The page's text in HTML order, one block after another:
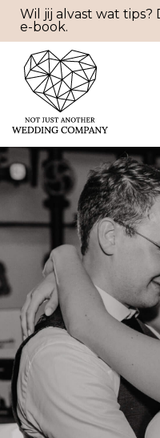
Wil jij alvast wat tips?
e-book.